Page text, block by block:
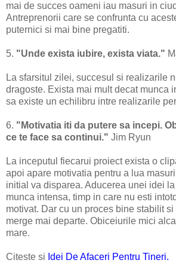
mai de succes oameni iau masuri in
Antreprenorii care se confrunta cu
puternici si mai bine pregatiti.
5. "Unde exista iubire, exista viata."
La sfarsitul zilei, succesul si realizarile
dragoste. Exista mai mult decat munca
sa existe un echilibru intre realizarile
6. "Motivatia iti da putere sa incepi.
ce te face sa continui." Jim Ryun
La inceputul fiecarui proiect exista o
apoi apare motivatia pentru a lua
initial va disparea. Aducerea unei idei
munca intensa, timp in care nu esti
motivat. Dar cu un proces bine stabilit
merge mai departe. Obiceiurile mici
mare.
Citeste si Idei De Afaceri Pentru Tineri.